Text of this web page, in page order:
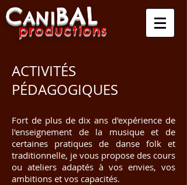
CANIBAL
productions
ACTIVITÉS
PÉDAGOGIQUES​
Fort de plus de dix ans d'expérience de
l'enseignement de la musique et de
certaines pratiques de danse folk et
traditionnelle, je vous propose des cours
ou ateliers adaptés à vos envies, vos
ambitions et vos capacités.